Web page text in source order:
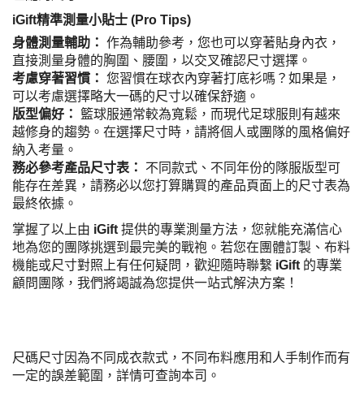
iGift精準測量小貼士 (Pro Tips)
身體測量輔助： 作為輔助參考，您也可以穿著貼身內衣，
直接測量身體的胸圍、腰圍，以交叉確認尺寸選擇。
考慮穿著習慣： 您習慣在球衣內穿著打底衫嗎？如果是，
可以考慮選擇略大一碼的尺寸以確保舒適。
版型偏好： 籃球服通常較為寬鬆，而現代足球服則有越來
越修身的趨勢。在選擇尺寸時，請將個人或團隊的風格偏好
納入考量。
務必參考產品尺寸表：
不同款式、不同年份的隊服版型可
能存在差異，請務必以您打算購買的產品頁面上的尺寸表為
最終依據。
掌握了以上由 iGift 提供的專業測量方法，您就能充滿信心
地為您的團隊挑選到最完美的戰袍。若您在團體訂製、布料
機能或尺寸對照上有任何疑問，歡迎隨時聯繫 iGift 的專業
顧問團隊，我們將竭誠為您提供一站式解決方案！
尺碼尺寸因為不同成衣款式，不同布料應用和人手制作而有
一定的誤差範圍，詳情可查詢本司。